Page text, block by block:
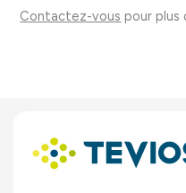
Contactez-vous pour plus